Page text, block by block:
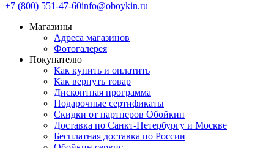
+7 (800) 551-47-60info@oboykin.ru
Магазины
Адреса магазинов
Фотогалерея
Покупателю
Как купить и оплатить
Как вернуть товар
Дисконтная программа
Подарочные сертификаты
Скидки от партнеров Обойкин
Доставка по Санкт-Петербургу и Москве
Бесплатная доставка по России